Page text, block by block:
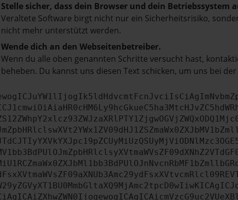
Stelle sicher, dass dein Browser und dein Betriebssystem
Veraltete Software birgt nicht nur ein Sicherheitsrisiko,
nicht mehr unterstützt werden.
Wende dich an den Webseitenbetreiber.
Wenn du alle oben genannten Schritte versucht hast,
beheben. Du kannst uns diesen Text schicken, um uns bei